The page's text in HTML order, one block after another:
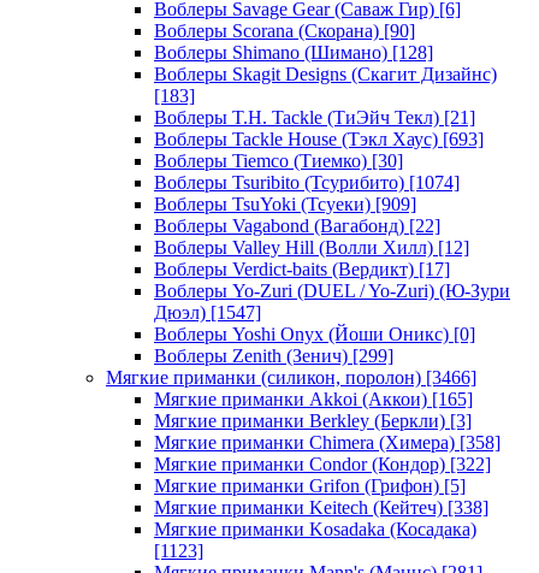
Воблеры Savage Gear (Саваж Гир) [6]
Воблеры Scorana (Скорана) [90]
Воблеры Shimano (Шимано) [128]
Воблеры Skagit Designs (Скагит Дизайнс)
[183]
Воблеры T.H. Tackle (ТиЭйч Текл) [21]
Воблеры Tackle House (Тэкл Хаус) [693]
Воблеры Tiemco (Тиемко) [30]
Воблеры Tsuribito (Тсурибито) [1074]
Воблеры TsuYoki (Тсуеки) [909]
Воблеры Vagabond (Вагабонд) [22]
Воблеры Valley Hill (Волли Хилл) [12]
Воблеры Verdict-baits (Вердикт) [17]
Воблеры Yo-Zuri (DUEL / Yo-Zuri) (Ю-Зури
Дюэл) [1547]
Воблеры Yoshi Onyx (Йоши Оникс) [0]
Воблеры Zenith (Зенич) [299]
Мягкие приманки (силикон, поролон) [3466]
Мягкие приманки Akkoi (Аккои) [165]
Мягкие приманки Berkley (Беркли) [3]
Мягкие приманки Chimera (Химера) [358]
Мягкие приманки Condor (Кондор) [322]
Мягкие приманки Grifon (Грифон) [5]
Мягкие приманки Keitech (Кейтеч) [338]
Мягкие приманки Kosadaka (Косадака)
[1123]